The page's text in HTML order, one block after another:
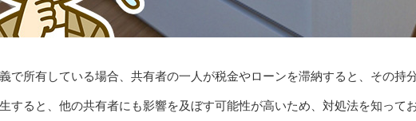
で所有している場合、共有者の一人が税金やローンを滞納すると、その持
すると、他の共有者にも影響を及ぼす可能性が高いため、対処法を知って